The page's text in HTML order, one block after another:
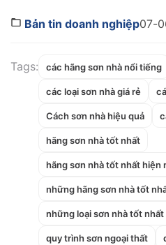
của đại lý phân phối, nhà
Bản tin doanh nghiệp07-
Tags: các hãng sơn nhà nổi tiếng
các loại sơn nhà giá rẻ
Cách sơn nhà hiệu quả
hãng sơn nhà tốt nhất
hãng sơn nhà tốt nhất hiện
những hãng sơn nhà tốt
những loại sơn nhà tốt nhất
quy trình sơn ngoại thất